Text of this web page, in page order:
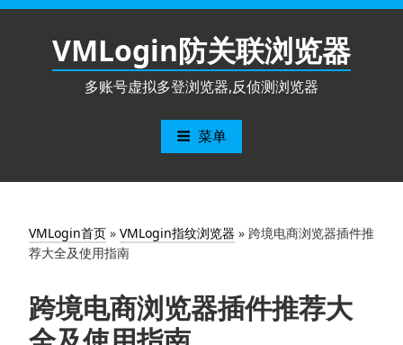
跳
VMLogin防关联浏览器
多账号虚拟多登浏览器,反侦测浏览器
菜单
VMLogin首页 » VMLogin指纹浏览器 » 跨境电商浏览器插件推
荐大全及使用指南
跨境电商浏览器插件推荐大